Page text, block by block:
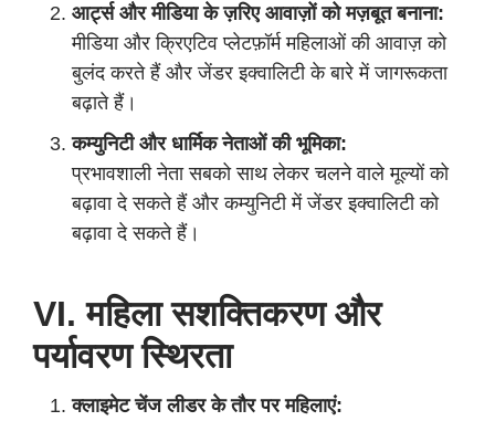
आर्ट्स और मीडिया के ज़रिए आवाज़ों को मज़बूत बनाना:
मीडिया और क्रिएटिव प्लेटफ़ॉर्म महिलाओं की आवाज़ को
बुलंद करते हैं और जेंडर इक्वालिटी के बारे में जागरूकता
बढ़ाते हैं।
कम्युनिटी और धार्मिक नेताओं की भूमिका:
प्रभावशाली नेता सबको साथ लेकर चलने वाले मूल्यों को
बढ़ावा दे सकते हैं और कम्युनिटी में जेंडर इक्वालिटी को
बढ़ावा दे सकते हैं।
VI. महिला सशक्तिकरण और
पर्यावरण स्थिरता
क्लाइमेट चेंज लीडर के तौर पर महिलाएं: